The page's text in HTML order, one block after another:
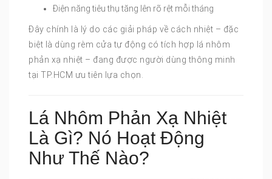
Điện năng tiêu thụ tăng lên rõ rệt mỗi tháng
Đây chính là lý do các giải pháp về cách nhiệt – đặc
biệt là dùng rèm cửa tự động có tích hợp lá nhôm
phản xạ nhiệt – đang được người dùng thông minh
tại TP.HCM ưu tiên lựa chọn.
Lá Nhôm Phản Xạ Nhiệt
Là Gì? Nó Hoạt Động
Như Thế Nào?